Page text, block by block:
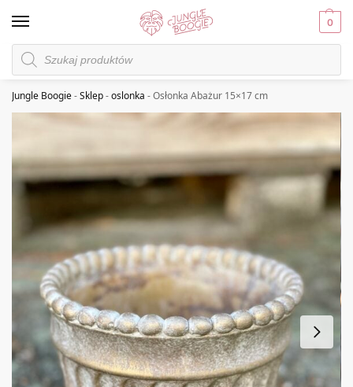
0
Jungle Boogie-Sklep-oslonka -Osłonka Abażur 15×17 cm